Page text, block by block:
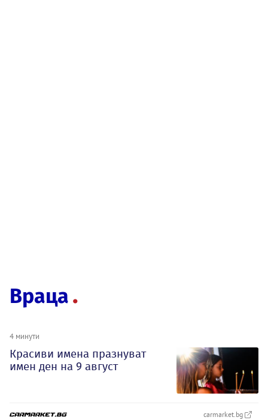
Враца
4 минути
Красиви имена празнуват
имен ден на 9 август
carmarket.bg